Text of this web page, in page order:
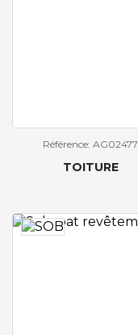
Référence: AG02477
TOITURE